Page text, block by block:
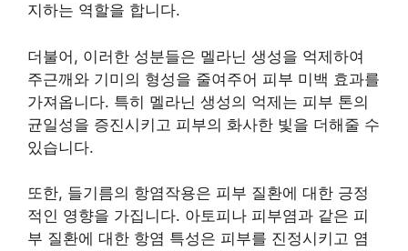
지하는 역할을 합니다.
더불어, 이러한 성분들은 멜라닌 생성을 억제하여
주근깨와 기미의 형성을 줄여주어 피부 미백 효과를
가져옵니다. 특히 멜라닌 생성의 억제는 피부 톤의
균일성을 증진시키고 피부의 화사한 빛을 더해줄 수
있습니다.
또한, 들기름의 항염작용은 피부 질환에 대한 긍정
적인 영향을 가집니다. 아토피나 피부염과 같은 피
부 질환에 대한 항염 특성은 피부를 진정시키고 염